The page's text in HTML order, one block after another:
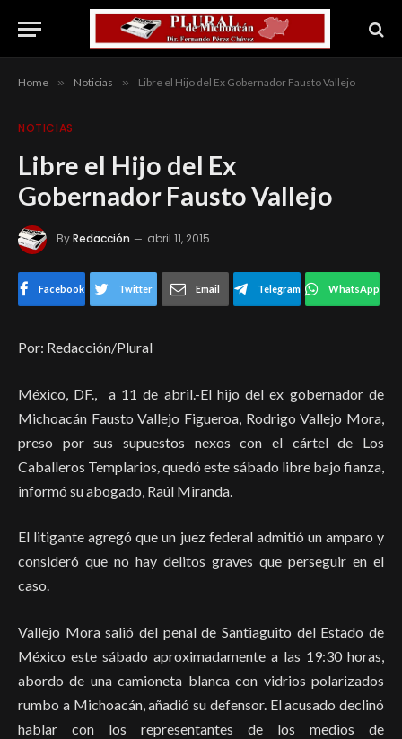
Home » Noticias » Libre el Hijo del Ex Gobernador Fausto Vallejo
NOTICIAS
Libre el Hijo del Ex
Gobernador Fausto Vallejo
ByRedacción abril 11, 2015
Facebook Twitter Email Telegram WhatsApp
Por: Redacción/Plural
México, DF., a 11 de abril.-El hijo del ex gobernador de
Michoacán Fausto Vallejo Figueroa, Rodrigo Vallejo Mora,
preso por sus supuestos nexos con el cártel de Los
Caballeros Templarios quedó este sábado libre bajo fianza,
informó su abogado, Raúl Miranda.
El litigante agregó que un juez federal admitió un amparo y
consideró que no hay delitos graves que perseguir en el
caso.
Vallejo Mora salió del penal de Santiaguito del Estado de
México este sábado aproximadamente a las 19:30 horas,
abordo de una camioneta blanca con vidrios polarizados
rumbo a Michoacán, añadió su defensor. El acusado declinó
hablar con los representantes de los medios de